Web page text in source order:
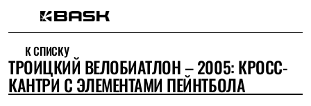
Интернет-магазин
Мужская одежда
Утепленная пухом
Куртки
К СПИСКУ
ТРОИЦКИЙ ВЕЛОБИАТЛОН – 2005: КРОСС-
КАНТРИ С ЭЛЕМЕНТАМИ ПЕЙНТБОЛА